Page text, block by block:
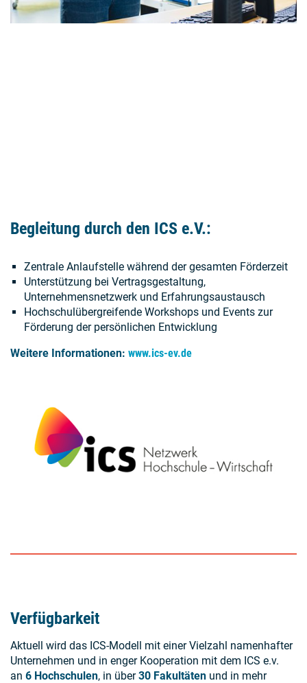
Begleitung durch den ICS e.V.:
Zentrale Anlaufstelle während der gesamten Förderzeit
Unterstützung bei Vertragsgestaltung,
Unternehmensnetzwerk und Erfahrungsaustausch
Hochschulübergreifende Workshops und Events zur
Förderung der persönlichen Entwicklung
Weitere Informationen: www.ics-ev.de
Verfügbarkeit
Aktuell wird das ICS-Modell mit einer Vielzahl namenhafter
Unternehmen und in enger Kooperation mit dem ICS e.v.
an 6 Hochschulen, in über30 Fakultäten und in mehr